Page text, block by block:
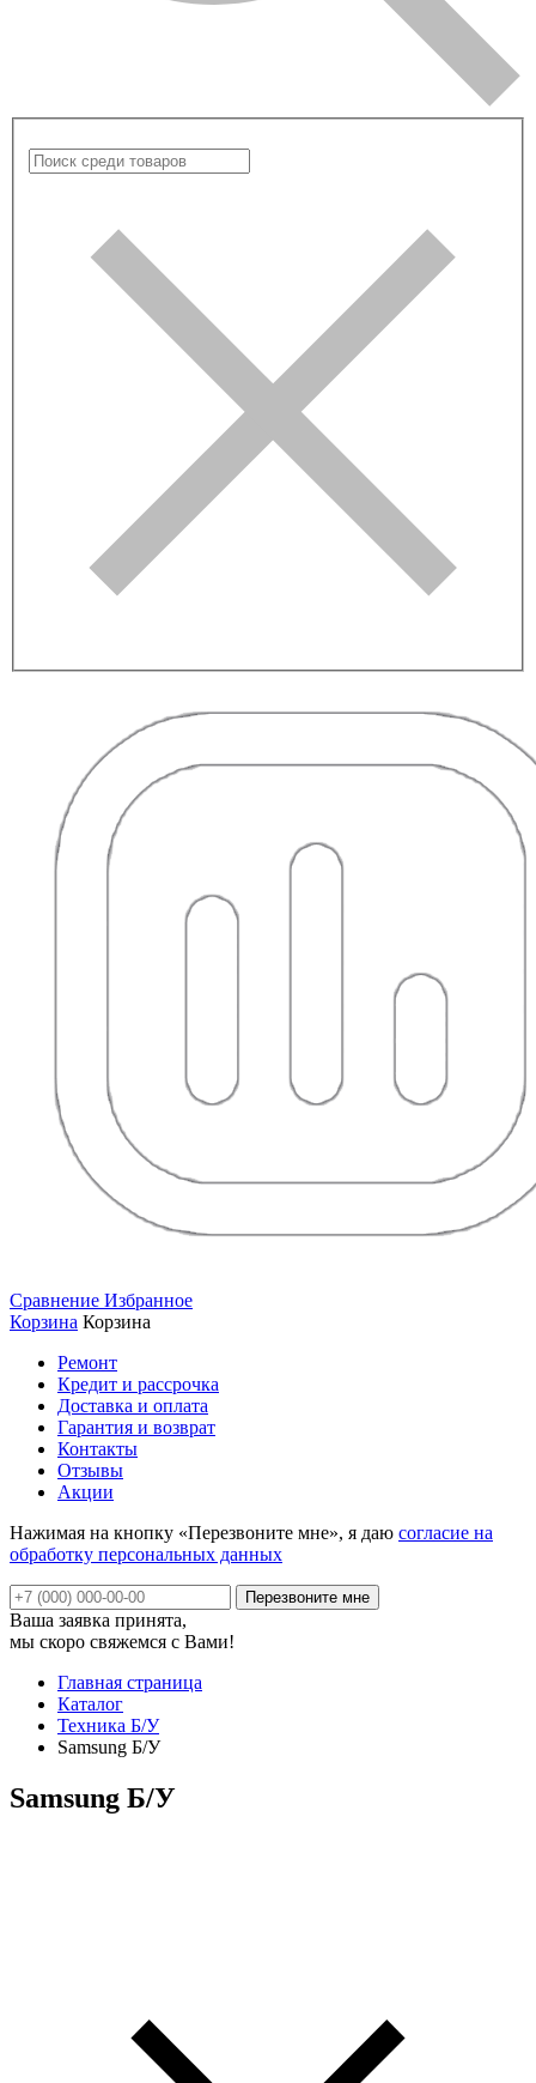
Сравнение Избранное
Корзина Корзина
Ремонт
Кредит и рассрочка
Доставка и оплата
Гарантия и возврат
Контакты
Отзывы
Акции
Нажимая на кнопку «Перезвоните мне», я даю согласие на
обработку персональных данных
Ваша заявка принята,
мы скоро свяжемся с Вами!
Главная страница
Каталог
Техника Б/У
Samsung Б/У
Samsung Б/У